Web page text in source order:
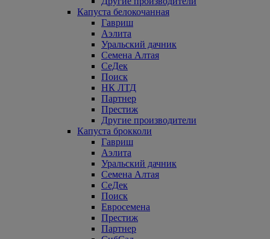
Капуста белокочанная
Гавриш
Аэлита
Уральский дачник
Семена Алтая
СеДек
Поиск
НК ЛТД
Партнер
Престиж
Другие производители
Капуста брокколи
Гавриш
Аэлита
Уральский дачник
Семена Алтая
СеДек
Поиск
Евросемена
Престиж
Партнер